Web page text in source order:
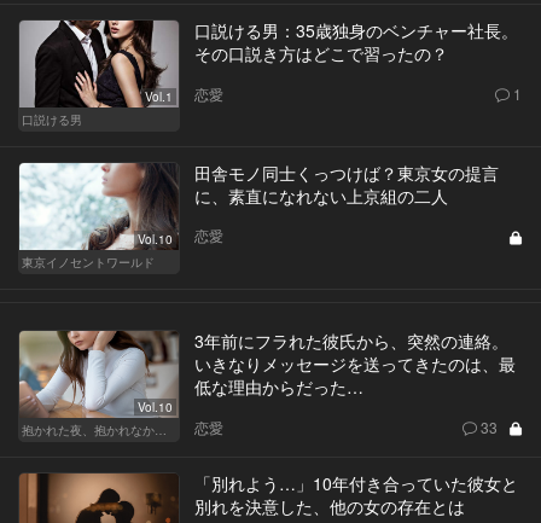
Vol.1
口説ける男
口説ける男：35歳独身のベンチャー社長。
その口説き方はどこで習ったの？
恋愛 1
Vol.10
東京イノセントワールド
田舎モノ同士くっつけば？東京女の提言
に、素直になれない上京組の二人
恋愛
Vol.10
抱かれた夜、抱かれなかった夜
3年前にフラれた彼氏から、突然の連絡。
いきなりメッセージを送ってきたのは、最
低な理由からだった…
恋愛 33
「別れよう…」10年付き合っていた彼女と
別れを決意した、他の女の存在とは